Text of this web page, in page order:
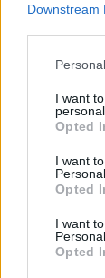
Downstream
Please note
not limited
grant or
use your
consent
I want
Opted
I want
Opted
I want
Opted
a
dolgot
Vijay
2014.
korábbi
nyilatkozatát
felvásárlása